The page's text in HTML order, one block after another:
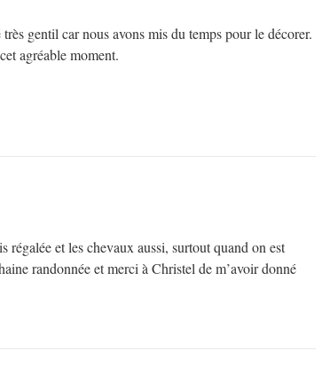
gentil car nous avons mis du temps pour le décorer.
agréable moment.
régalée et les chevaux aussi, surtout quand on est
randonnée et merci à Christel de m’avoir donné